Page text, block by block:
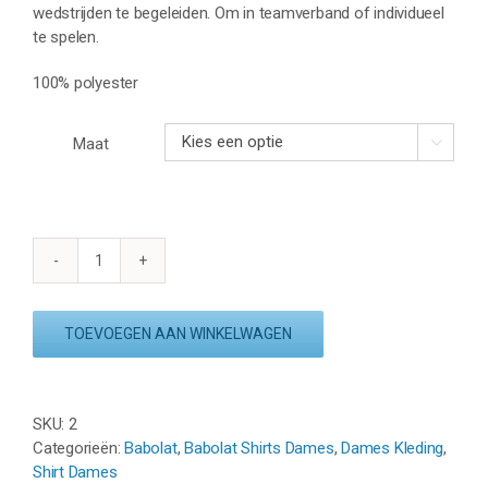
wedstrijden te begeleiden. Om in teamverband of individueel
te spelen.
100% polyester
Maat 
BABOLAT
SLEEVE
BLAUW
TOEVOEGEN AAN WINKELWAGEN
SKU: 2
Categorieën:Babolat,Babolat Shirts Dames,Dames Kleding,
Shirt Dames